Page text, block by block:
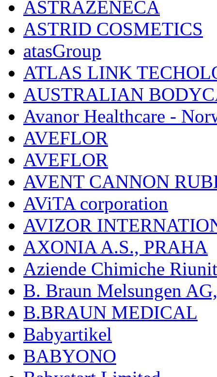
ASTRAZENECA
ASTRID COSMETICS
atasGroup
ATLAS LINK
AUSTRALIAN
Avanor Healthcare -
AVEFLOR
AVEFLOR
AVENT CANNON
AViTA corporation
AVIZOR
AXONIA A.S., PRAHA
Aziende Chimiche
B. Braun Melsungen
B.BRAUN MEDICAL
Babyartikel
BABYONO